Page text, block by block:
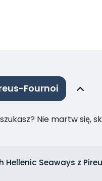
Fournoi
Nie martw się,
Seaways z